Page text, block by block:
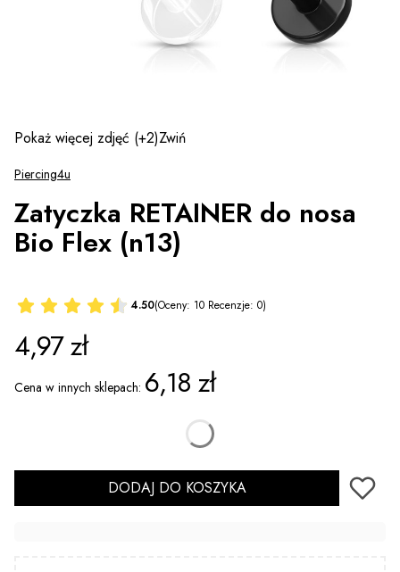
Pokaż więcej zdjęć (+2)Zwiń
Piercing4u
Zatyczka RETAINER do nosa
Bio Flex (n13)
4.50(Oceny: 10 Recenzje: 0)
Cena
4,97 zł
Cena w innych sklepach: 6,18 zł
DODAJ DO KOSZYKA